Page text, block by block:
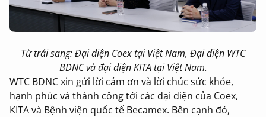
Từ trái sang: Đại diện Coex tại Việt Nam, Đại diện WTC
BDNC và đại diện KITA tại Việt Nam.
WTC BDNC xin gửi lời cảm ơn và lời chúc sức khỏe,
hạnh phúc và thành công tới các đại diện của Coex,
KITA và Bệnh viện quốc tế Becamex. Bên cạnh đó,